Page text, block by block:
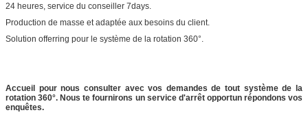
24 heures, service du conseiller 7days.
Production de masse et adaptée aux besoins du client.
Solution offerring pour le système de la rotation 360°.
Accueil pour nous consulter avec vos demandes de tout système de la
rotation 360°. Nous te fournirons un service d'arrêt opportun répondons vos
enquêtes.